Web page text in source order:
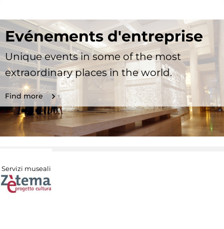
Evénements d'entreprise
Unique events in some of the most
extraordinary places in the world.
Find more
Servizi museali